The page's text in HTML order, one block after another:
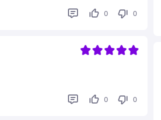
0 0
0 0